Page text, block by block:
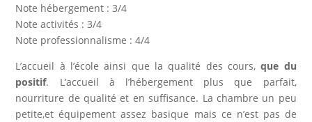
Note hébergement : 3/4
Note activités : 3/4
Note professionnalisme : 4/4
L’accueil à l’école ainsi que la qualité des cours,que du
positif. L’accueil à l’hébergement plus que parfait,
nourriture de qualité et en suffisance. La chambre un peu
petite,et équipement assez basique mais ce n’est pas de